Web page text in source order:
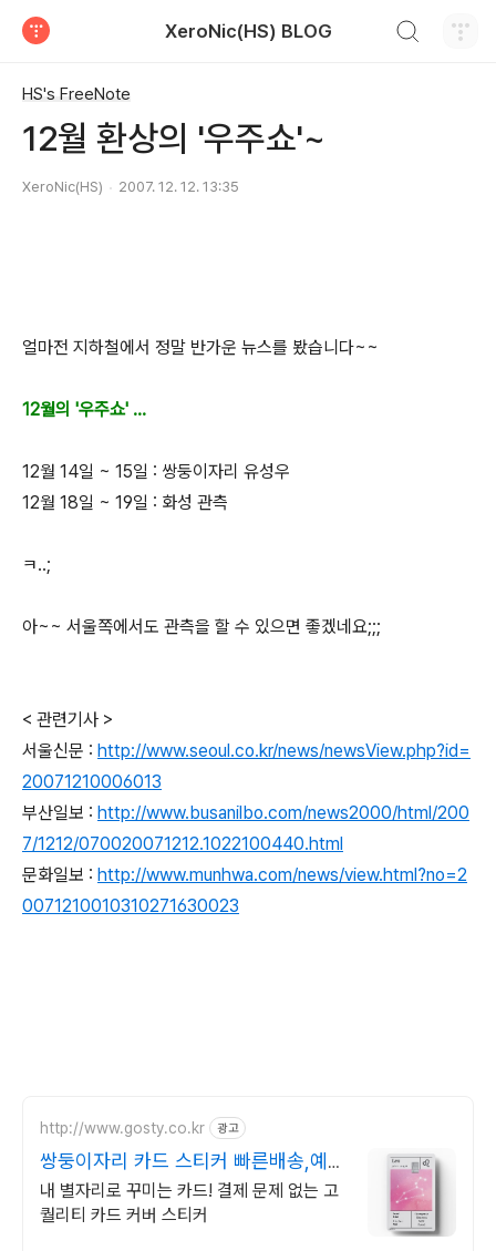
XeroNic(HS) BLOG
HS's FreeNote
12월 환상의 '우주쇼'~
XeroNic(HS) 2007. 12. 12. 13:35
얼마전 지하철에서 정말 반가운 뉴스를 봤습니다~~
12월의 '우주쇼' ...
12월 14일 ~ 15일 : 쌍둥이자리 유성우
12월 18일 ~ 19일 : 화성 관측
ㅋ..;
아~~ 서울쪽에서도 관측을 할 수 있으면 좋겠네요;;;
< 관련기사 >
서울신문 : http://www.seoul.co.kr/news/newsView.php?id=
20071210006013
부산일보 : http://www.busanilbo.com/news2000/html/200
7/1212/070020071212.1022100440.html
문화일보 : http://www.munhwa.com/news/view.html?no=2
0071210010310271630023
http://www.gosty.co.kr 광고
쌍둥이자리 카드 스티커 빠른배송,예쁜
패키지,고급소재
내 별자리로 꾸미는 카드! 결제 문제 없는 고
퀄리티 카드 커버 스티커